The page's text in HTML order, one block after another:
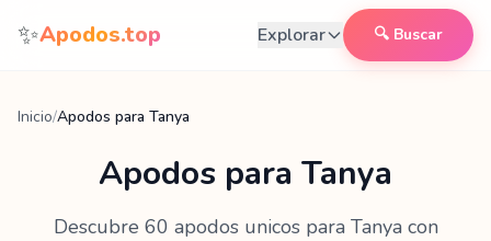
Saltar al contenido
✨Apodos.top Explorar 🔍 Buscar
Inicio/Apodos para Tanya
Apodos para Tanya
Descubre 60 apodos unicos para Tanyacon